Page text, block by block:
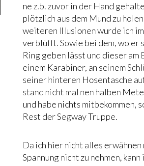
ne z.b. zuvor in der Hand
plötzlich aus dem Mund zu
weiteren Illusionen wurde ich
verblüfft. Sowie bei dem, wo er
Ring geben lässt und dieser am
einem Karabiner, an seinem
seiner hinteren Hosentasche
stand nicht mal nen halben
und habe nichts mitbekommen,
Rest der Segway Truppe.
Da ich hier nicht alles erwähnen
Spannung nicht zu nehmen,